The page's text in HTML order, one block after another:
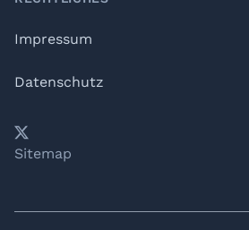
Impressum
Datenschutz
YouTube
𝕏LinkedIn
Telegram
Sitemap